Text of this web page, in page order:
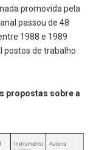
promovida pela
passou de 48
1988 e 1989
postos de trabalho
propostas sobre a